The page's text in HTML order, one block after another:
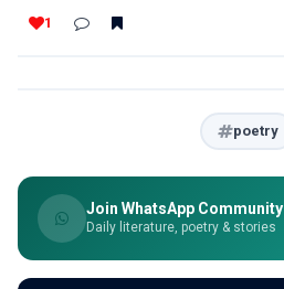
1
poetry
Join WhatsApp Community
Daily literature, poetry & stories